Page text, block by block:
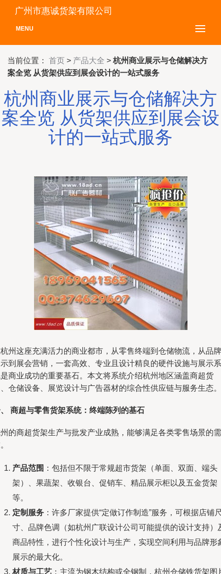
广州市惠诚货架有限公司
MENU
当前位置： 首页 > 产品大全 > 杭州商业展示与仓储解决方
案全览 从货架供应到展会设计的一站式服务
杭州商业展示与仓储解决方
案全览 从货架供应到展会设
计的一站式服务
州这座充满活力的商业都市，从零售终端到仓储物流，从品牌
到展会营销，一套高效、专业且设计精良的硬件设施与展示系
商业成功的重要基石。本文将系统介绍杭州地区涵盖商超货
仓储设备、展览设计与广告器材的综合性供应链与服务生态。
商超与零售货架系统：终端陈列的基石
的商超货架生产与批发产业成熟，能够满足各类零售场景的需
产品范围 ：包括但不限于常规超市货架（单面、双面、端头
架）、果蔬架、收银台、促销车、精品展示柜以及五金货架
等。
定制服务 ：许多厂家提供“定做订作制造”服务，可根据店铺
寸、品牌色调（如杭州广联设计公司可能提供的设计支持）
商品特性，进行个性化设计与生产，实现空间利用与品牌形
展示的最大化。
材质与工艺 ：主流为钢木结构或全钢制，杭州仓储铁货架图